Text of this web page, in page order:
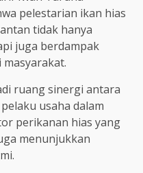
pelestarian ikan hias
tidak hanya
juga berdampak
ruang sinergi antara
usaha dalam
perikanan hias yang
menunjukkan